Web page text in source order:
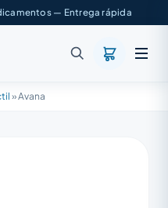
— Entrega rápida
»Avana